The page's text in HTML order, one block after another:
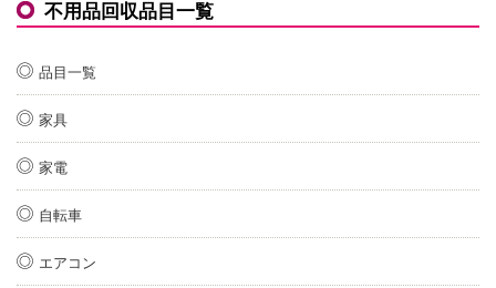
不用品回収品目一覧
品目一覧
家具
家電
自転車
エアコン